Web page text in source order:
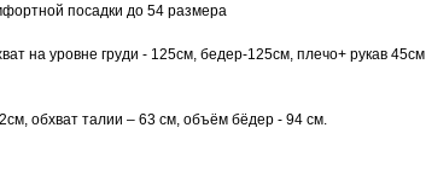
посадки до 54 размера
на уровне груди - 125см, бедер-125см, плечо+ рукав 45см
обхват талии – 63 см, объём бёдер - 94 см.